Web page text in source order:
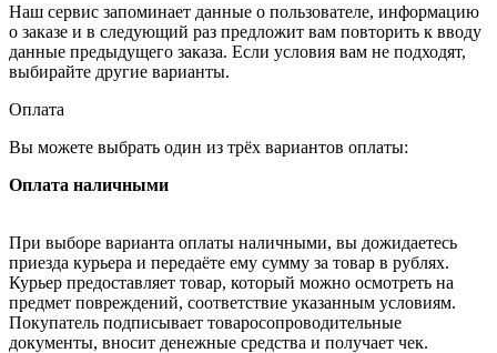
Наш сервис запоминает данные о пользователе, информацию
о заказе и в следующий раз предложит вам повторить к вводу
данные предыдущего заказа. Если условия вам не подходят,
выбирайте другие варианты.
Оплата
Вы можете выбрать один из трёх вариантов оплаты:
Оплата наличными
При выборе варианта оплаты наличными, вы дожидаетесь
приезда курьера и передаёте ему сумму за товар в рублях.
Курьер предоставляет товар, который можно осмотреть на
предмет повреждений, соответствие указанным условиям.
Покупатель подписывает товаросопроводительные
документы, вносит денежные средства и получает чек.